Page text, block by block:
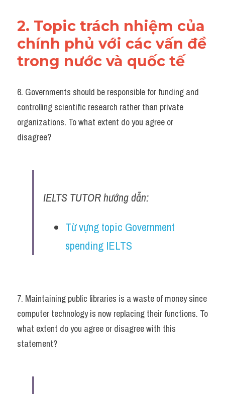
2. Topic trách nhiệm của
chính phủ với các vấn đề
trong nước và quốc tế
6. Governments should be responsible for funding and
controlling scientific research rather than private
organizations. To what extent do you agree or
disagree?
IELTS TUTOR hướng dẫn:
Từ vựng topic Government
spending IELTS
7. Maintaining public libraries is a waste of money since
computer technology is now replacing their functions. To
what extent do you agree or disagree with this
statement?